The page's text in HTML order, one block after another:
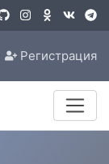
Регистрация